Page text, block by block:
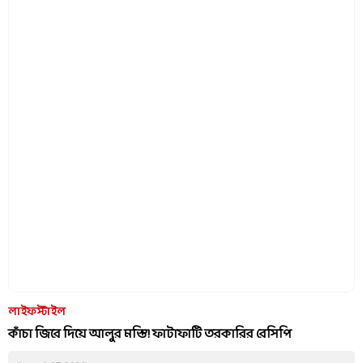
লাইফস্টাইল
কাঁচা জিরে দিয়ে আলুর মস্তি! ফাটাফাটি তরকারির রেসিপি